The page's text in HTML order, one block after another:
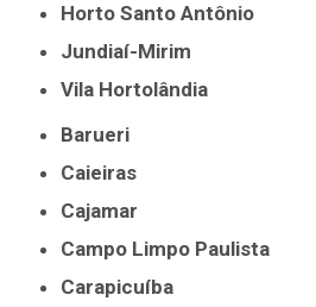
Horto Santo Antônio
Jundiaí-Mirim
Vila Hortolândia
Barueri
Caieiras
Cajamar
Campo Limpo Paulista
Carapicuíba